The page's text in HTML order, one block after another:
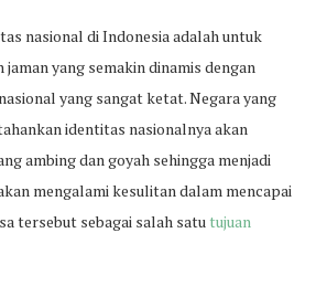
nasional di Indonesia adalah untuk
yang semakin dinamis dengan
yang sangat ketat. Negara yang
identitas nasionalnya akan
ambing dan goyah sehingga menjadi
mengalami kesulitan dalam mencapai
tersebut sebagai salah satutujuan